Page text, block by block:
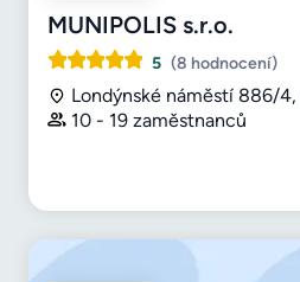
MUNIPOLIS s.r.o.
5 (8 hodnocení)
Londýnské náměstí 886/
10 - 19 zaměstnanců